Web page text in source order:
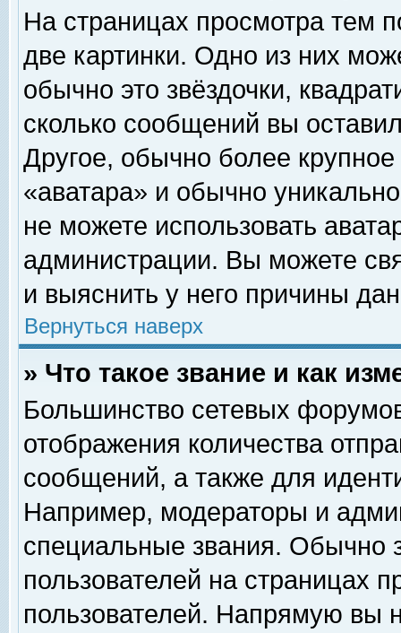
На страницах просмотра тем
две картинки. Одно из них
обычно это звёздочки,
сколько сообщений вы
Другое, обычно более
«аватара» и обычно
не можете использовать
администрации. Вы можете
и выяснить у него причины
Вернуться наверх
» Что такое звание и как
Большинство сетевых
отображения количества
сообщений, а также для
Например, модераторы и
специальные звания. Обычно
пользователей на страницах
пользователей. Напрямую вы